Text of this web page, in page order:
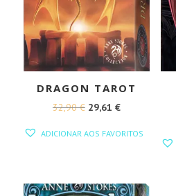
DRAGON TAROT
32,90€ O
29,61 €O
ADICIONAR AOS FAVORITOS